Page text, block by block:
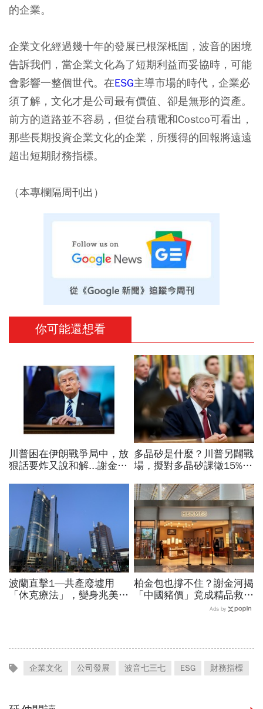
的企業。
企業文化經過幾十年的發展已根深柢固，波音的困境
告訴我們，當企業文化為了短期利益而妥協時，可能
會影響一整個世代。在ESG主導市場的時代，企業必
須了解，文化才是公司最有價值、卻是無形的資產。
前方的道路並不容易，但從台積電和Costco可看出，
那些長期投資企業文化的企業，所獲得的回報將遠遠
超出短期財務指標。
（本專欄隔周刊出）
你可能還想看
川普困在伊朗戰爭局中，放
狠話要炸又說和解...謝金河
一個國家的未來
多晶矽是什麼？川普另闢戰
場，擬對多晶矽課徵15%關
能產業都離不開它
波蘭直擊1—共產廢墟用
「休克療法」，變身兆美元
柏金包也撐不住？謝金河揭
「中國豬價」竟成精品救命
指標…內需不振愛馬仕恐怕
Ads by
企業文化 公司發展 波音七三七 ESG 財務指標